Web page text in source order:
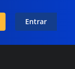
Entrar